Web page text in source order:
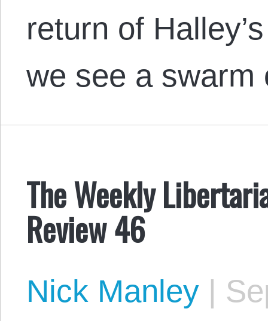
return of
we see a
The Weekly
Review 46
Nick Manley |